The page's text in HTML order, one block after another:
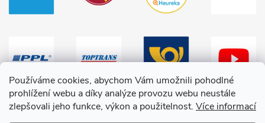
Používáme cookies, abychom Vám umožnili pohodlné
prohlížení webu a díky analýze provozu webu neustále
zlepšovali jeho funkce, výkon a použitelnost. Více informací